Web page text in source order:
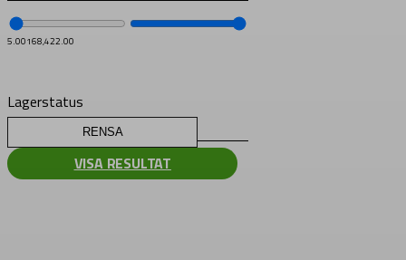
5.00168,422.00
Lagerstatus
RENSA
VISA RESULTAT